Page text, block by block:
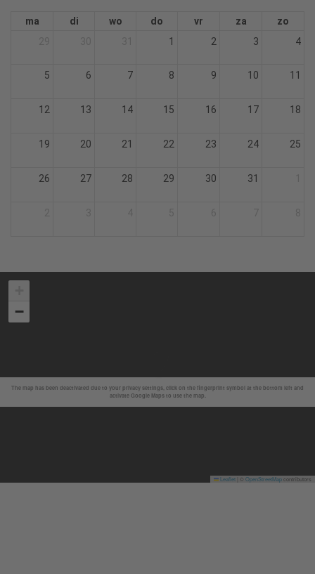
ma di wo do vr za
zo
1 2 3 4
5 6 7 8 9 10 11
12 13 14 15 16 17 18
19 20 21 22 23 24 25
26 27 28 29 30 31
The map has been deactivated due to your privacy settings, click on the fingerprint symbol at the bottom left and
activate Google Maps to use the map.
−
Leaflet OpenStreetMapcontributors